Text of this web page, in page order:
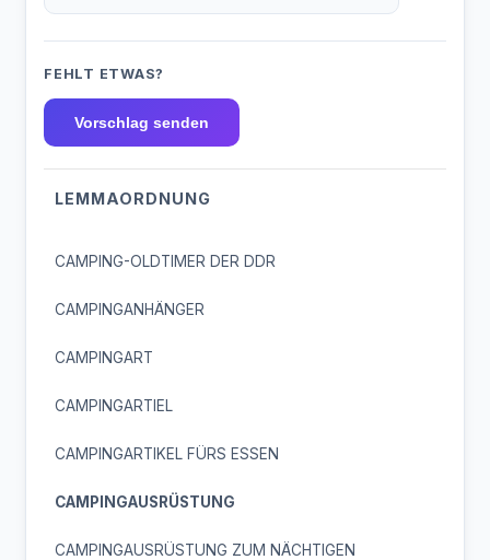
FEHLT ETWAS?
Vorschlag senden
LEMMAORDNUNG
CAMPING-OLDTIMER DER DDR
CAMPINGANHÄNGER
CAMPINGART
CAMPINGARTIEL
CAMPINGARTIKEL FÜRS ESSEN
CAMPINGAUSRÜSTUNG
CAMPINGAUSRÜSTUNG ZUM NÄCHTIGEN